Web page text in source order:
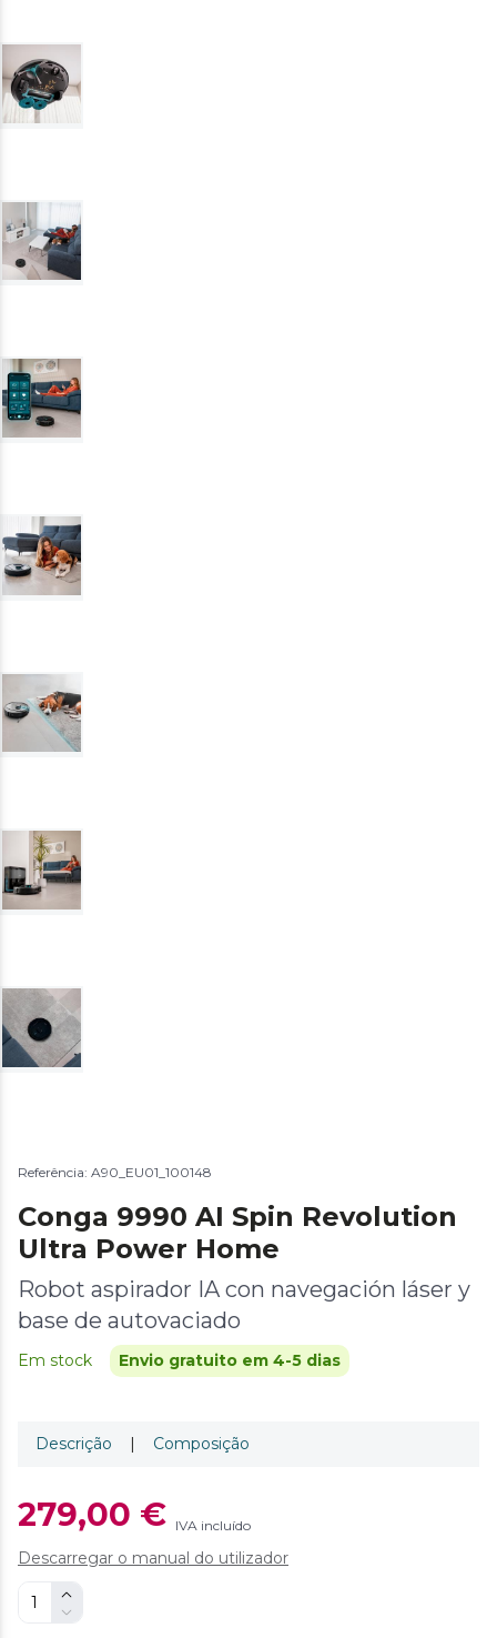
Referência: A90_EU01_100148
Conga 9990 AI Spin Revolution
Ultra Power Home
Robot aspirador IA con navegación láser y
base de autovaciado
Em stock Envio gratuito em 4-5 dias
Descrição | Composição
279,00 € IVA incluído
Descarregar o manual do utilizador